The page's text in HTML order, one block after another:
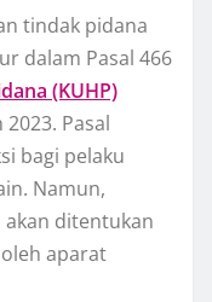
tindak pidana
dalam Pasal 466
(KUHP)
Pasal
bagi pelaku
Namun,
ditentukan
aparat